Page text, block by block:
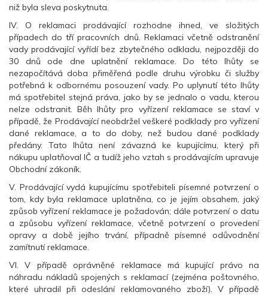
niž byla sleva poskytnuta.
IV. O reklamaci prodávající rozhodne ihned, ve složitých
případech do tří pracovních dnů. Reklamaci včetně odstranění
vady prodávající vyřídí bez zbytečného odkladu, nejpozději do
30 dnů ode dne uplatnění reklamace. Do této lhůty se
nezapočítává doba přiměřená podle druhu výrobku či služby
potřebná k odbornému posouzení vady. Po uplynutí této lhůty
má spotřebitel stejná práva, jako by se jednalo o vadu, kterou
nelze odstranit. Běh lhůty pro vyřízení reklamace se staví v
případě, že Prodávající neobdržel veškeré podklady pro vyřízení
dané reklamace, a to do doby, než budou dané podklady
předány. Tato lhůta není závazná ke kupujícímu, který při
nákupu uplatňoval IČ a tudíž jeho vztah s prodávajícím upravuje
Obchodní zákoník.
V. Prodávající vydá kupujícímu spotřebiteli písemné potvrzení o
tom, kdy byla reklamace uplatněna, co je jejím obsahem, jaký
způsob vyřízení reklamace je požadován; dále potvrzení o datu
a způsobu vyřízení reklamace, včetně potvrzení o provedení
opravy a době jejího trvání, případně písemné odůvodnění
zamítnutí reklamace.
VI. V případě oprávněné reklamace má kupující právo na
náhradu nákladů spojených s reklamací (zejména poštovného,
které uhradil při odeslání reklamovaného zboží). V případě